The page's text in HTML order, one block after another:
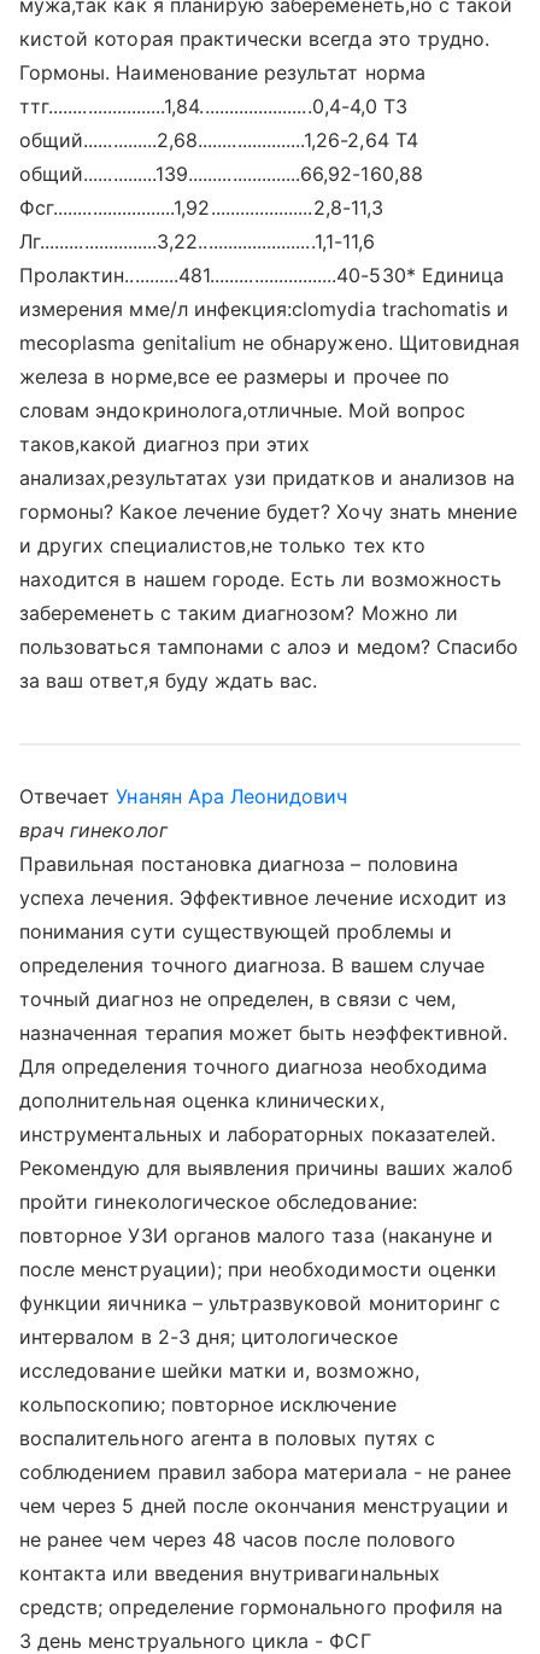
мужа,так как я планирую забеременеть,но с такой
кистой которая практически всегда это трудно.
Гормоны. Наименование результат норма
ттг........................1,84.......................0,4-4,0 Т3
общий...............2,68......................1,26-2,64 Т4
общий...............139.......................66,92-160,88
Фсг.........................1,92.....................2,8-11,3
Лг........................3,22........................1,1-11,6
Пролактин...........481..........................40-530* Единица
измерения мме/л инфекция:clomydia trachomatis и
mecoplasma genitalium не обнаружено. Щитовидная
железа в норме,все ее размеры и прочее по
словам эндокринолога,отличные. Мой вопрос
таков,какой диагноз при этих
анализах,результатах узи придатков и анализов на
гормоны? Какое лечение будет? Хочу знать мнение
и других специалистов,не только тех кто
находится в нашем городе. Есть ли возможность
забеременеть с таким диагнозом? Можно ли
пользоваться тампонами с алоэ и медом? Спасибо
за ваш ответ,я буду ждать вас.
ОтвечаетУнанян Ара Леонидович
врач гинеколог
Правильная постановка диагноза – половина
успеха лечения. Эффективное лечение исходит из
понимания сути существующей проблемы и
определения точного диагноза. В вашем случае
точный диагноз не определен, в связи с чем,
назначенная терапия может быть неэффективной.
Для определения точного диагноза необходима
дополнительная оценка клинических,
инструментальных и лабораторных показателей.
Рекомендую для выявления причины ваших жалоб
пройти гинекологическое обследование:
повторное УЗИ органов малого таза (накануне и
после менструации); при необходимости оценки
функции яичника – ультразвуковой мониторинг с
интервалом в 2-3 дня; цитологическое
исследование шейки матки и, возможно,
кольпоскопию; повторное исключение
воспалительного агента в половых путях с
соблюдением правил забора материала - не ранее
чем через 5 дней после окончания менструации и
не ранее чем через 48 часов после полового
контакта или введения внутривагинальных
средств; определение гормонального профиля на
3 день менструального цикла - ФСГ